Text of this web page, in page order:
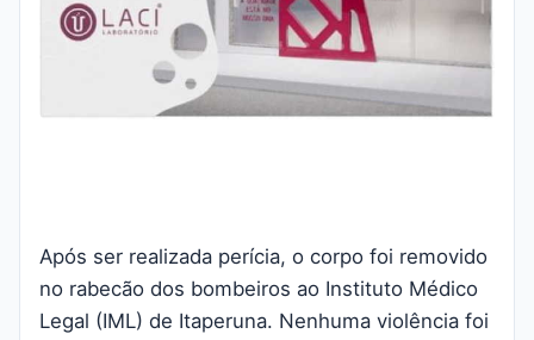
Após ser realizada perícia, o corpo foi removido
no rabecão dos bombeiros ao Instituto Médico
Legal (IML) de Itaperuna. Nenhuma violência foi